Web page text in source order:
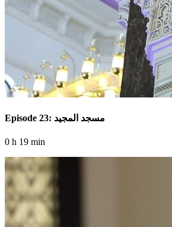
Episode 23: مسجد المجيد
0 h 19 min